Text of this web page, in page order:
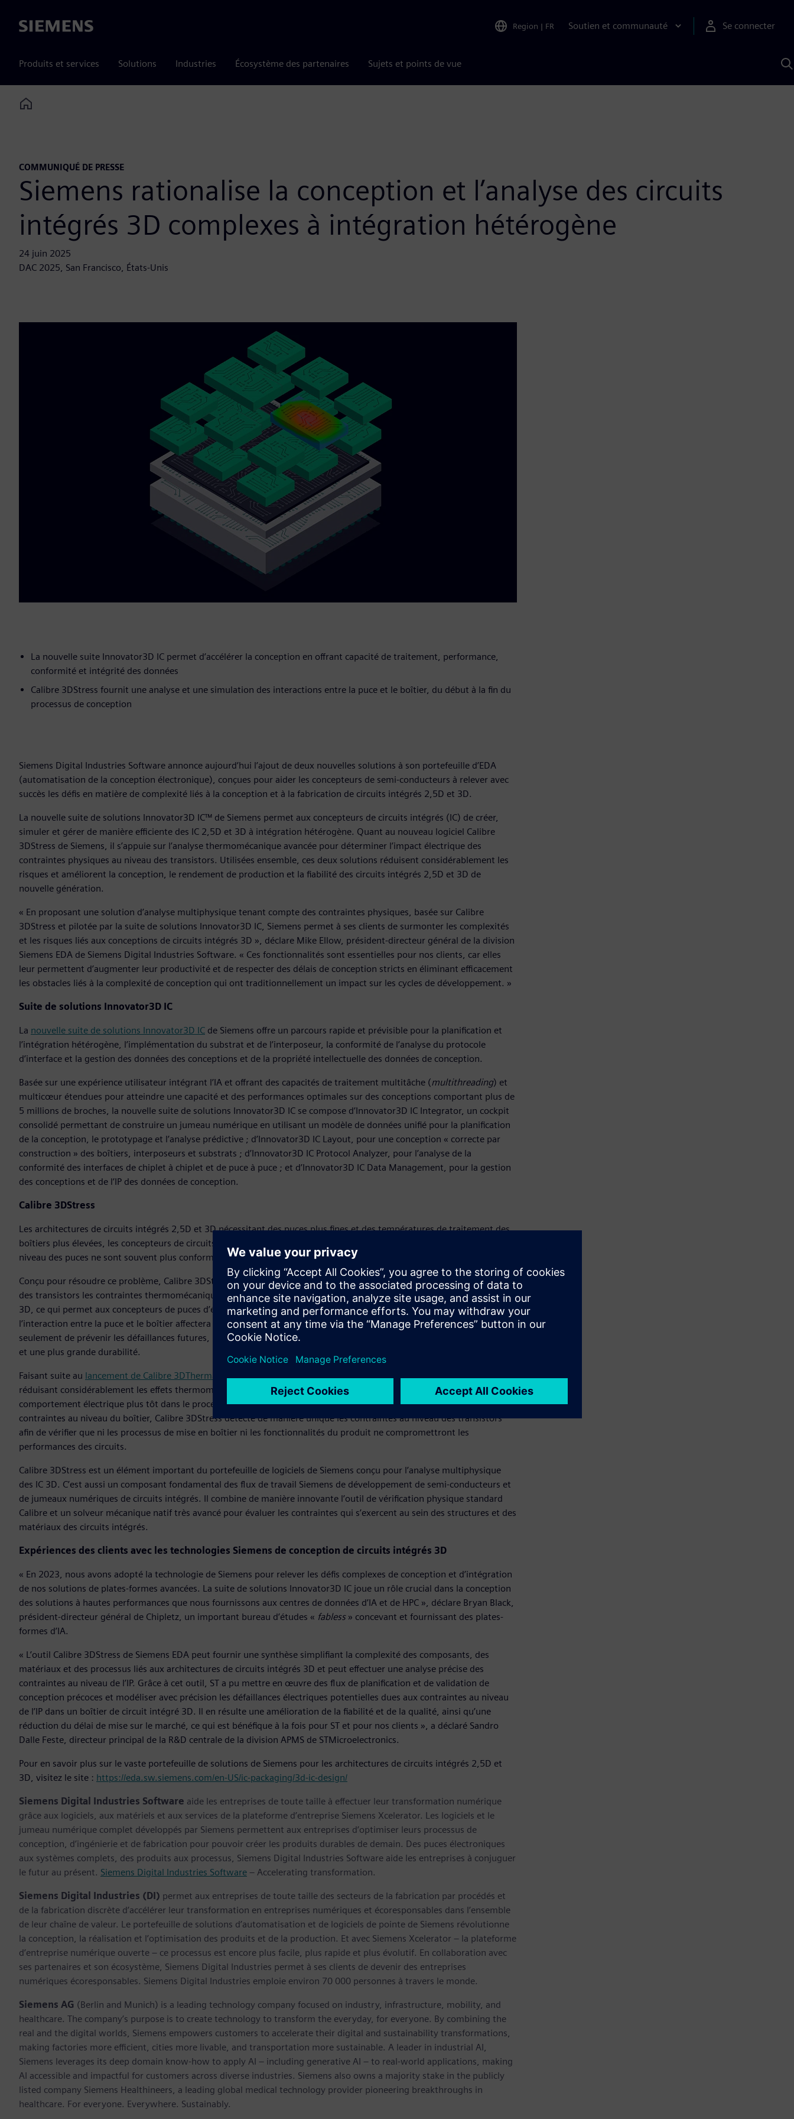
Siemens Region | FR Soutien et communauté Se connecter
Produits et services Solutions Industries Écosystème des partenaires Sujets et points de vue
Home
COMMUNIQUÉ DE PRESSE
Siemens rationalise la conception et l’analyse des circuits
intégrés 3D complexes à intégration hétérogène
24 juin 2025
DAC 2025, San Francisco, États-Unis
La nouvelle suite Innovator3D IC permet d’accélérer la conception en offrant capacité de traitement, performance,
conformité et intégrité des données
Calibre 3DStress fournit une analyse et une simulation des interactions entre la puce et le boîtier, du début à la fin du
processus de conception
Siemens Digital Industries Software annonce aujourd’hui l’ajout de deux nouvelles solutions à son portefeuille d’EDA
(automatisation de la conception électronique), conçues pour aider les concepteurs de semi-conducteurs à relever avec
succès les défis en matière de complexité liés à la conception et à la fabrication de circuits intégrés 2,5D et 3D.
La nouvelle suite de solutions Innovator3D IC™ de Siemens permet aux concepteurs de circuits intégrés (IC) de créer,
simuler et gérer de manière efficiente des IC 2,5D et 3D à intégration hétérogène. Quant au nouveau logiciel Calibre
3DStress de Siemens, il s’appuie sur l’analyse thermomécanique avancée pour déterminer l’impact électrique des
contraintes physiques au niveau des transistors. Utilisées ensemble, ces deux solutions réduisent considérablement les
risques et améliorent la conception, le rendement de production et la fiabilité des circuits intégrés 2,5D et 3D de
nouvelle génération.
« En proposant une solution d’analyse multiphysique tenant compte des contraintes physiques, basée sur Calibre
3DStress et pilotée par la suite de solutions Innovator3D IC, Siemens permet à ses clients de surmonter les complexités
et les risques liés aux conceptions de circuits intégrés 3D », déclare Mike Ellow, président-directeur général de la division
Siemens EDA de Siemens Digital Industries Software. « Ces fonctionnalités sont essentielles pour nos clients, car elles
leur permettent d’augmenter leur productivité et de respecter des délais de conception stricts en éliminant efficacement
les obstacles liés à la complexité de conception qui ont traditionnellement un impact sur les cycles de développement. »
Suite de solutions Innovator3D IC
La nouvelle suite de solutions Innovator3D IC de Siemens offre un parcours rapide et prévisible pour la planification et
l’intégration hétérogène, l’implémentation du substrat et de l’interposeur, la conformité de l’analyse du protocole
d’interface et la gestion des données des conceptions et de la propriété intellectuelle des données de conception.
Basée sur une expérience utilisateur intégrant l’IA et offrant des capacités de traitement multitâche (multithreading) et
multicœur étendues pour atteindre une capacité et des performances optimales sur des conceptions comportant plus de
5 millions de broches, la nouvelle suite de solutions Innovator3D IC se compose d’Innovator3D IC Integrator, un cockpit
consolidé permettant de construire un jumeau numérique en utilisant un modèle de données unifié pour la planification
de la conception, le prototypage et l’analyse prédictive ; d’Innovator3D IC Layout, pour une conception « correcte par
construction » des boîtiers, interposeurs et substrats ; d’Innovator3D IC Protocol Analyzer, pour l’analyse de la
conformité des interfaces de chiplet à chiplet et de puce à puce ; et d’Innovator3D IC Data Management, pour la gestion
des conceptions et de l’IP des données de conception.
Calibre 3DStress
Les architectures de circuits intégrés 2,5D et 3D nécessitant des puces plus fines et des températures de traitement des
boîtiers plus élevées, les concepteurs de circuits intégrés se sont aperçu que les conceptions validées et testées au
niveau des puces ne sont souvent plus conformes aux spécifications après les refusions des boîtiers.
Conçu pour résoudre ce problème, Calibre 3DStress permet d’analyser, vérifier et déboguer avec précision et au niveau
des transistors les contraintes thermomécaniques et le gauchissement dans le contexte du boîtier des circuits intégrés
3D, ce qui permet aux concepteurs de puces d’évaluer plus tôt dans le cycle de développement la manière dont
l’interaction entre la puce et le boîtier affectera le fonctionnement de leurs conceptions. Cette anticipation permet non
seulement de prévenir les défaillances futures, mais aussi d’optimiser les conceptions pour de meilleures performances
et une plus grande durabilité.
Faisant suite au lancement de Calibre 3DThermal en 2024, Calibre 3DStress élargit la solution multiphysique en
réduisant considérablement les effets thermomécaniques et en offrant une visibilité de la conception et du
comportement électrique plus tôt dans le processus de conception. Contrairement aux outils qui analysent les
contraintes au niveau du boîtier, Calibre 3DStress détecte de manière unique les contraintes au niveau des transistors
afin de vérifier que ni les processus de mise en boîtier ni les fonctionnalités du produit ne compromettront les
performances des circuits.
Calibre 3DStress est un élément important du portefeuille de logiciels de Siemens conçu pour l’analyse multiphysique
des IC 3D. C’est aussi un composant fondamental des flux de travail Siemens de développement de semi-conducteurs et
de jumeaux numériques de circuits intégrés. Il combine de manière innovante l’outil de vérification physique standard
Calibre et un solveur mécanique natif très avancé pour évaluer les contraintes qui s’exercent au sein des structures et des
matériaux des circuits intégrés.
Expériences des clients avec les technologies Siemens de conception de circuits intégrés 3D
« En 2023, nous avons adopté la technologie de Siemens pour relever les défis complexes de conception et d’intégration
de nos solutions de plates-formes avancées. La suite de solutions Innovator3D IC joue un rôle crucial dans la conception
des solutions à hautes performances que nous fournissons aux centres de données d’IA et de HPC », déclare Bryan Black,
président-directeur général de Chipletz, un important bureau d’études « fabless» concevant et fournissant des plates-
formes d’IA.
« L’outil Calibre 3DStress de Siemens EDA peut fournir une synthèse simplifiant la complexité des composants, des
matériaux et des processus liés aux architectures de circuits intégrés 3D et peut effectuer une analyse précise des
contraintes au niveau de l’IP. Grâce à cet outil, ST a pu mettre en œuvre des flux de planification et de validation de
conception précoces et modéliser avec précision les défaillances électriques potentielles dues aux contraintes au niveau
de l’IP dans un boîtier de circuit intégré 3D. Il en résulte une amélioration de la fiabilité et de la qualité, ainsi qu’une
réduction du délai de mise sur le marché, ce qui est bénéfique à la fois pour ST et pour nos clients », a déclaré Sandro
Dalle Feste, directeur principal de la R&D centrale de la division APMS de STMicroelectronics.
Pour en savoir plus sur le vaste portefeuille de solutions de Siemens pour les architectures de circuits intégrés 2,5D et
3D, visitez le site : https://eda.sw.siemens.com/en-US/ic-packaging/3d-ic-design/
Siemens Digital Industries Software aide les entreprises de toute taille à effectuer leur transformation numérique
grâce aux logiciels, aux matériels et aux services de la plateforme d’entreprise Siemens Xcelerator. Les logiciels et le
jumeau numérique complet développés par Siemens permettent aux entreprises d’optimiser leurs processus de
conception, d’ingénierie et de fabrication pour pouvoir créer les produits durables de demain. Des puces électroniques
aux systèmes complets, des produits aux processus, Siemens Digital Industries Software aide les entreprises à conjuguer
le futur au présent. Siemens Digital Industries Software – Accelerating transformation.
Siemens Digital Industries (DI) permet aux entreprises de toute taille des secteurs de la fabrication par procédés et
de la fabrication discrète d’accélérer leur transformation en entreprises numériques et écoresponsables dans l’ensemble
de leur chaîne de valeur. Le portefeuille de solutions d’automatisation et de logiciels de pointe de Siemens révolutionne
la conception, la réalisation et l’optimisation des produits et de la production. Et avec Siemens Xcelerator – la plateforme
d’entreprise numérique ouverte – ce processus est encore plus facile, plus rapide et plus évolutif. En collaboration avec
ses partenaires et son écosystème, Siemens Digital Industries permet à ses clients de devenir des entreprises
numériques écoresponsables. Siemens Digital Industries emploie environ 70 000 personnes à travers le monde.
Siemens AG (Berlin and Munich) is a leading technology company focused on industry, infrastructure, mobility, and
healthcare. The company’s purpose is to create technology to transform the everyday, for everyone. By combining the
real and the digital worlds, Siemens empowers customers to accelerate their digital and sustainability transformations,
making factories more efficient, cities more livable, and transportation more sustainable. A leader in industrial AI,
Siemens leverages its deep domain know-how to apply AI – including generative AI – to real-world applications, making
AI accessible and impactful for customers across diverse industries. Siemens also owns a majority stake in the publicly
listed company Siemens Healthineers, a leading global medical technology provider pioneering breakthroughs in
healthcare. For everyone. Everywhere. Sustainably.